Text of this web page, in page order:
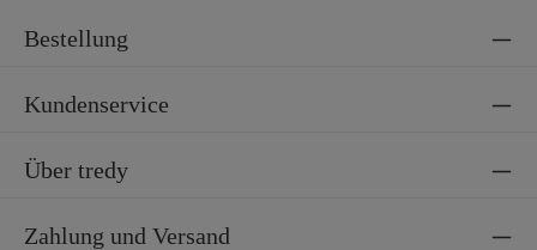
Bestellung
Kundenservice
Über tredy
Zahlung und Versand